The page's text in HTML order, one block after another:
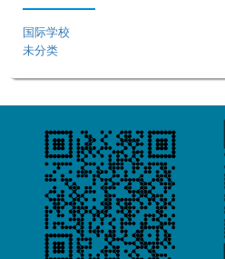
国际学校
未分类